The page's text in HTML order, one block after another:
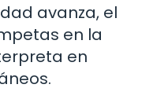
avanza, el
en la
en